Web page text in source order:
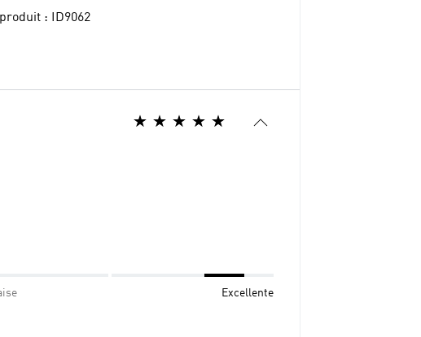
: ID9062
Excellente